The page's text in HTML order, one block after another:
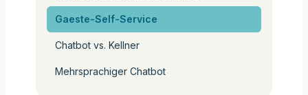
Gaeste-Self-Service
Chatbot vs. Kellner
Mehrsprachiger Chatbot